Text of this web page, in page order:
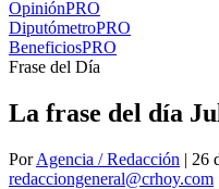
OpiniónPRO
DiputómetroPRO
BeneficiosPRO
Frase del Día
La frase del día
PorAgencia / Redacción | 26
redacciongeneral@crhoy.com